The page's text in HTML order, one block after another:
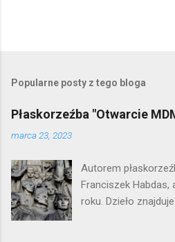
e
i
j
o
m
e
n
t
a
Popularne posty z tego bloga
Płaskorzeźba "Otwarcie
marca 23, 2023
Autorem
Franciszek Habdas,
roku. Dzieło
warszawskiej